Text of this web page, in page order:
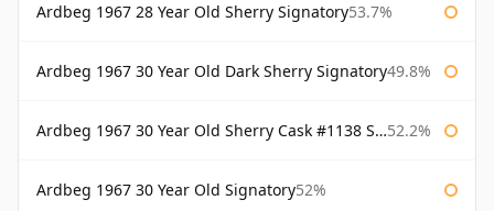
Ardbeg 1967 28 Year Old Sherry Signatory53.7%
Ardbeg 1967 30 Year Old Dark Sherry Signatory49.8%
Ardbeg 1967 30 Year Old Sherry Cask #1138 Signatory 52.2%
Ardbeg 1967 30 Year Old Signatory52%